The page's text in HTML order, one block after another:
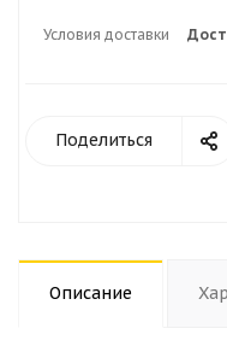
Условия доставки
Поделиться
Описание